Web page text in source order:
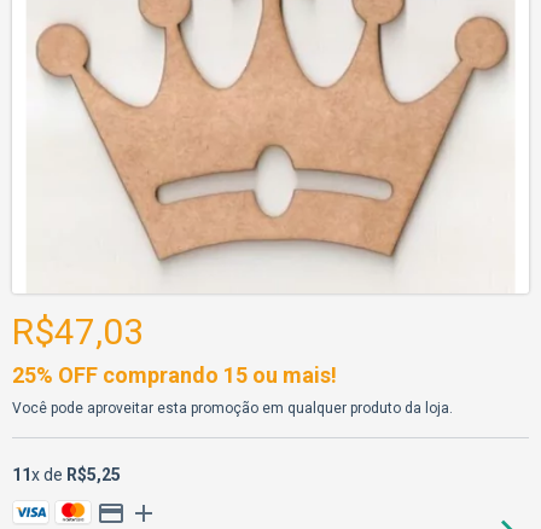
R$47,03
25% OFF comprando 15 ou mais!
Você pode aproveitar esta promoção em qualquer produto da loja.
11x de R$5,25